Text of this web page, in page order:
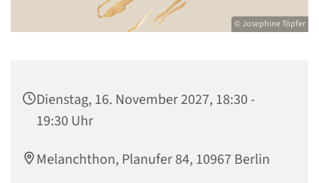
© Josephine Töpfer
Dienstag, 16. November 2027, 18:30 -
19:30 Uhr
Melanchthon, Planufer 84, 10967 Berlin